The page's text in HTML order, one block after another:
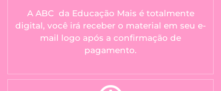
A ABC da Educação Mais é totalmente
digital, você irá receber o material em seu e-
mail logo após a confirmação de
pagamento.